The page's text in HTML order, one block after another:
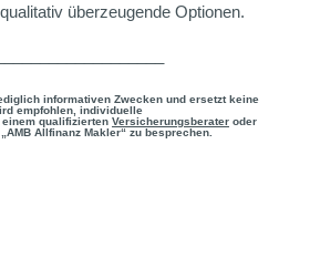
überzeugende Optionen.
informativen Zwecken und ersetzt keine
empfohlen, individuelle
qualifizierten Versicherungsberater oder
Allfinanz Makler“ zu besprechen.